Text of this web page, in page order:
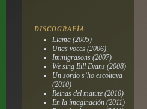
DISCOGRAFÍA
Llama (2005)
Unas voces (2006)
Immigrasons (2007)
We sing Bill Evans (2008)
Un sordo s’ho escoltava
(2010)
Reinas del matute (2010)
En la imaginación (2011)